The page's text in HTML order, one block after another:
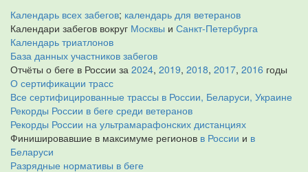
Календарь всех забегов; календарь для ветеранов
Календари забегов вокруг Москвы и Санкт-Петербурга
Календарь триатлонов
База данных участников забегов
Отчёты о беге в России за 2024, 2019, 2018, 2017, 2016 годы
О сертификации трасс
Все сертифицированные трассы в России, Беларуси, Украине
Рекорды России в беге среди ветеранов
Рекорды России на ультрамарафонских дистанциях
Финишировавшие в максимуме регионов в России и в
Беларуси
Разрядные нормативы в беге